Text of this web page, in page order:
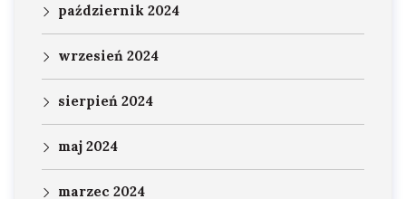
październik 2024
wrzesień 2024
sierpień 2024
maj 2024
marzec 2024